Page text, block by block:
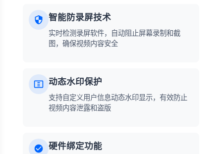
智能防录屏技术
实时检测录屏软件，自动阻止屏幕录制和截
图，确保视频内容安全
动态水印保护
支持自定义用户信息动态水印显示，有效防止
视频内容泄露和盗版
硬件绑定功能